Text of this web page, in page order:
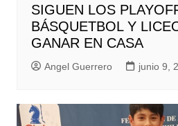
SIGUEN LOS
BÁSQUETBOL Y
GANAR EN CASA
Angel Guerrero junio 9,